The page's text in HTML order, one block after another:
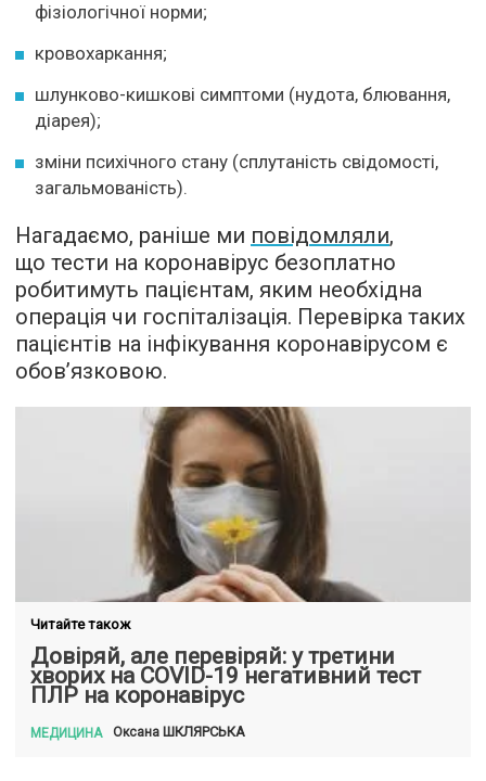
фізіологічної норми;
кровохаркання;
шлунково-кишкові симптоми (нудота, блювання,
діарея);
зміни психічного стану (сплутаність свідомості,
загальмованість).
Нагадаємо, раніше ми повідомляли,
що тести на коронавірус безоплатно
робитимуть пацієнтам, яким необхідна
операція чи госпіталізація. Перевірка таких
пацієнтів на інфікування коронавірусом є
обов’язковою.
Читайте також
Довіряй, але перевіряй: у третини
хворих на COVID-19 негативний тест
ПЛР на коронавірус
МЕДИЦИНА Оксана ШКЛЯРСЬКА